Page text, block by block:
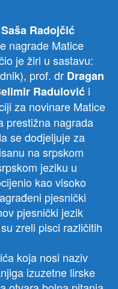
Saša Radojčić
nagrade Matice
je žiri u sastavu:
prof. dr Dragan
Radulović i
za novinare Matice
prestižna nagrada
se dodjeljuje za
na srpskom
jeziku u
kao visoko
pjesnički
pjesnički jezik
zreli pisci različitih
koja nosi naziv
izuzetne lirske